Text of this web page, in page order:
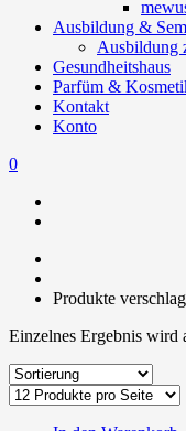
Ausbildung &
Ausbildung
Gesundheitshaus
Parfüm &
Kontakt
Konto
0
Produkte
Einzelnes Ergebnis wird